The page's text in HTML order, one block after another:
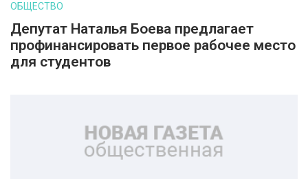
ОБЩЕСТВО
Депутат Наталья Боева предлагает
профинансировать первое рабочее место
для студентов